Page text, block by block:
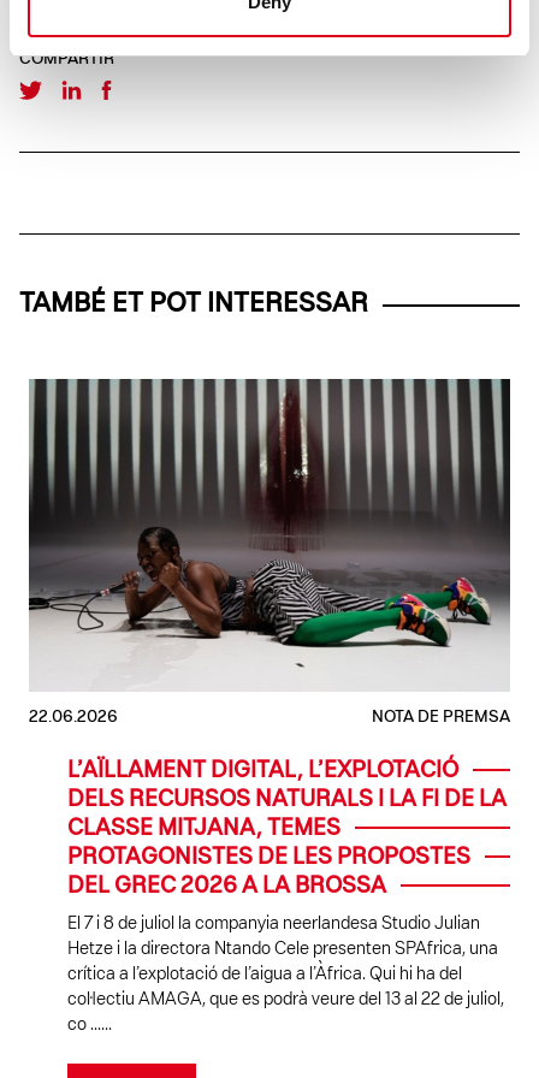
COMPARTIR
TAMBÉ ET POT INTERESSAR
22.06.2026 NOTA DE PREMSA
L’AÏLLAMENT DIGITAL, L’EXPLOTACIÓ
DELS RECURSOS NATURALS I LA FI DE LA
CLASSE MITJANA, TEMES
PROTAGONISTES DE LES PROPOSTES
DEL GREC 2026 A LA BROSSA
El 7 i 8 de juliol la companyia neerlandesa Studio Julian
Hetze i la directora Ntando Cele presenten SPAfrica, una
crítica a l’explotació de l’aigua a l’Àfrica. Qui hi ha del
col·lectiu AMAGA, que es podrà veure del 13 al 22 de juliol,
co ......